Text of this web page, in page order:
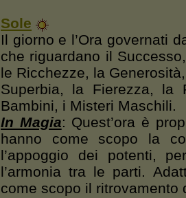
Sole
Il giorno e l’Ora governati
che riguardano il
le Ricchezze, la
Superbia, la Fierezza, la
Bambini, i Misteri Maschili.
In Magia: Quest’ora è
hanno come scopo la
l’appoggio dei potenti,
l’armonia tra le parti.
come scopo il ritrovamento